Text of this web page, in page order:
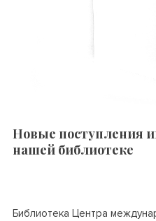
Новые поступления
нашей библиотеке
Библиотека Центра